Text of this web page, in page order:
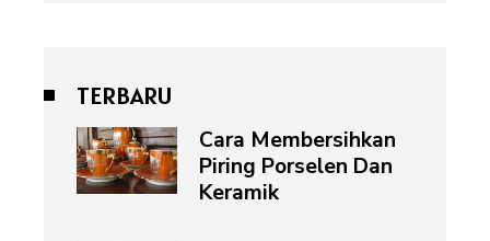
TERBARU
Cara Membersihkan
Piring Porselen Dan
Keramik